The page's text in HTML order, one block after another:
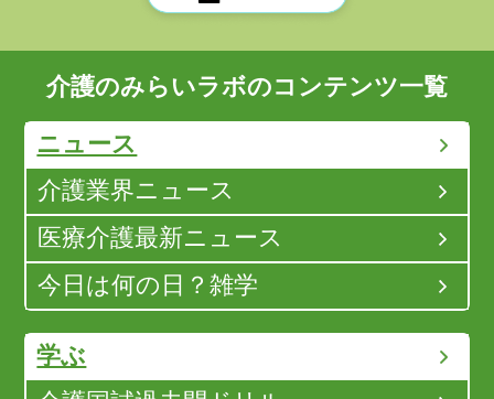
介護のみらいラボのコンテンツ一覧
ニュース
介護業界ニュース
医療介護最新ニュース
今日は何の日？雑学
学ぶ